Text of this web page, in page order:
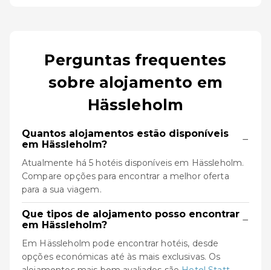
Perguntas frequentes
sobre alojamento em
Hässleholm
Quantos alojamentos estão disponíveis
em Hässleholm?
−
Atualmente há 5 hotéis disponíveis em Hässleholm.
Compare opções para encontrar a melhor oferta
para a sua viagem.
Que tipos de alojamento posso encontrar
em Hässleholm?
−
Em Hässleholm pode encontrar hotéis, desde
opções económicas até às mais exclusivas. Os